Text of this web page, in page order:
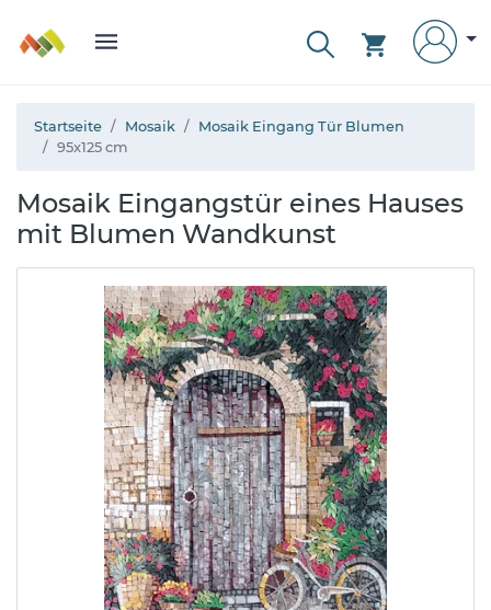
Startseite Mosaik
Mosaik Eingang Tür Blumen
95x125 cm
Mosaik Eingangstür eines Hauses
mit Blumen Wandkunst